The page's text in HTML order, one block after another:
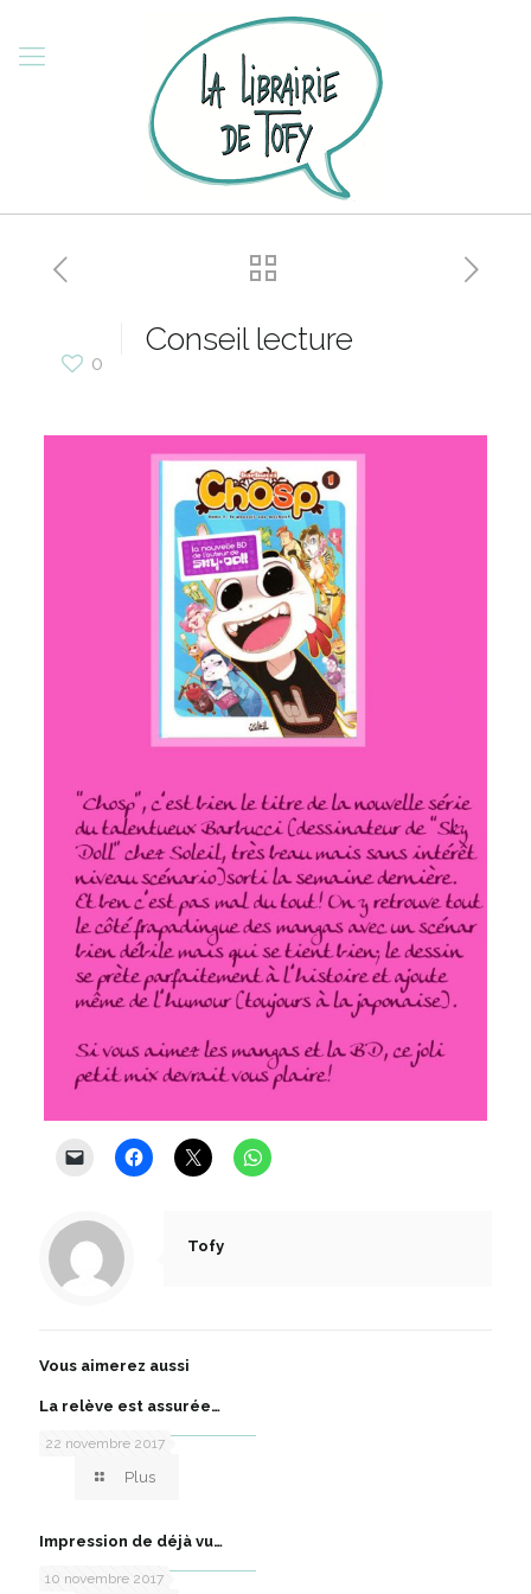
0
Conseil lecture
Tofy
Vous aimerez aussi
22 novembre 2017
La relève est assurée…
Plus
10 novembre 2017
Impression de déjà vu…